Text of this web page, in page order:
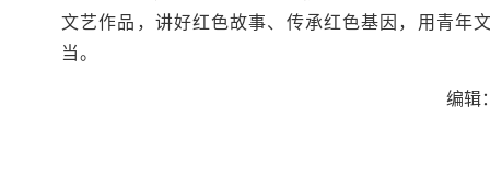
文艺作品，讲好红色故事、传承红色基因，用青年
当。
编辑